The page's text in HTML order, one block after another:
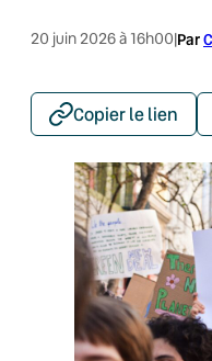
20 juin 2026 à 16h00|Par
Copier le lien